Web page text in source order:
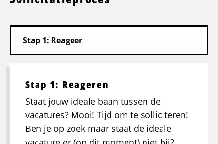
Stap 1: Reageren
Staat jouw ideale baan tussen de
vacatures? Mooi! Tijd om te solliciteren!
Ben je op zoek maar staat de ideale